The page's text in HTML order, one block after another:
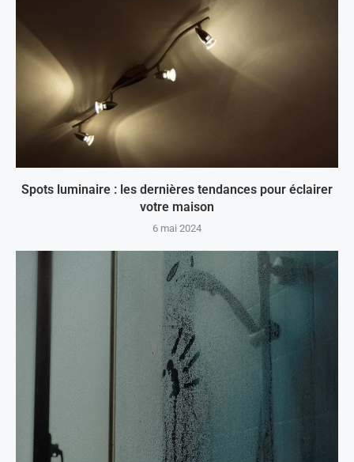
Spots luminaire : les dernières tendances pour éclairer
votre maison
6 mai 2024